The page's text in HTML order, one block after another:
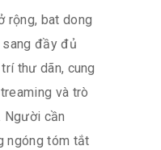
rộng, bat dong
đầy đủ
thư dãn, cung
và trò
Người cần
ngóng tóm tắt